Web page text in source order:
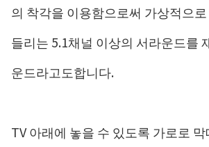
의 착각을 이용함으로써 가상적으
들리는 5.1채널 이상의 서라운드를
운드라고도합니다.
TV 아래에 놓을 수 있도록 가로로